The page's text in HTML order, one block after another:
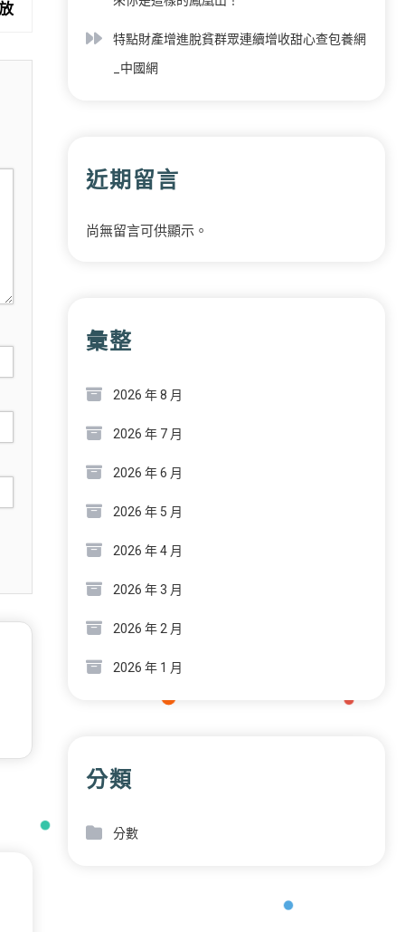
特點財產增進脫貧群眾連續增收甜心查包養網
_中國網
近期留言
尚無留言可供顯示。
彙整
2026 年 8 月
2026 年 7 月
2026 年 6 月
2026 年 5 月
2026 年 4 月
2026 年 3 月
2026 年 2 月
2026 年 1 月
分類
分數